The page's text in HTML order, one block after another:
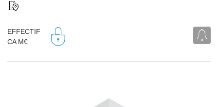
EFFECTIF
CA M€